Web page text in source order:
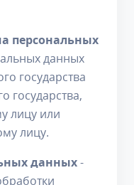
персональных
данных
государства
государства,
лицу или
лицу.
данных-